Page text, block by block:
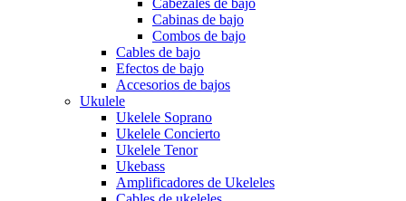
Cabinas de bajo
Combos de bajo
Cables de bajo
Efectos de bajo
Accesorios de bajos
Ukulele
Ukelele Soprano
Ukelele Concierto
Ukelele Tenor
Ukebass
Amplificadores de Ukeleles